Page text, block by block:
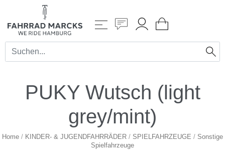
PUKY Wutsch (light
grey/mint)
Home / KINDER- & JUGENDFAHRRÄDER / SPIELFAHRZEUGE / Sonstige
Spielfahrzeuge